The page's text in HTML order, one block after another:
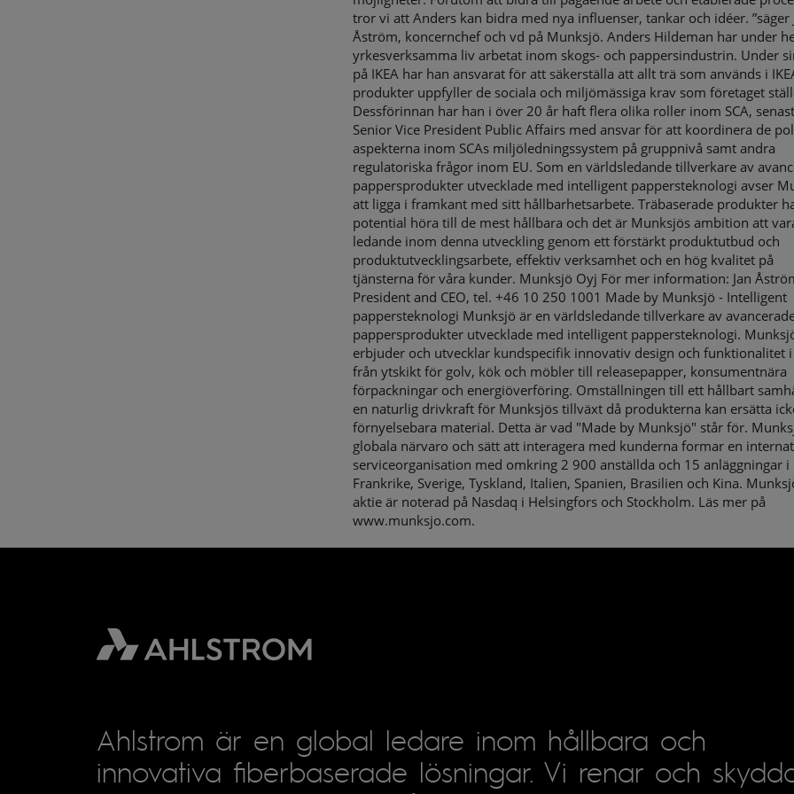
tror vi att Anders kan bidra med nya influenser, tankar och idéer. ”säger
Åström, koncernchef och vd på Munksjö. Anders Hildeman har under
yrkesverksamma liv arbetat inom skogs- och pappersindustrin. Under
på IKEA har han ansvarat för att säkerställa att allt trä som används i
produkter uppfyller de sociala och miljömässiga krav som företaget
Dessförinnan har han i över 20 år haft flera olika roller inom SCA,
Senior Vice President Public Affairs med ansvar för att koordinera de
aspekterna inom SCAs miljöledningssystem på gruppnivå samt andra
regulatoriska frågor inom EU. Som en världsledande tillverkare av
pappersprodukter utvecklade med intelligent pappersteknologi avser
att ligga i framkant med sitt hållbarhetsarbete. Träbaserade produkter
potential höra till de mest hållbara och det är Munksjös ambition att
ledande inom denna utveckling genom ett förstärkt produktutbud och
produktutvecklingsarbete, effektiv verksamhet och en hög kvalitet på
tjänsterna för våra kunder. Munksjö Oyj För mer information: Jan
President and CEO, tel. +46 10 250 1001 Made by Munksjö - Intelligent
pappersteknologi Munksjö är en världsledande tillverkare av
pappersprodukter utvecklade med intelligent pappersteknologi.
erbjuder och utvecklar kundspecifik innovativ design och funktionalitet
från ytskikt för golv, kök och möbler till releasepapper, konsumentnära
förpackningar och energiöverföring. Omställningen till ett hållbart
en naturlig drivkraft för Munksjös tillväxt då produkterna kan ersätta
förnyelsebara material. Detta är vad "Made by Munksjö" står för.
globala närvaro och sätt att interagera med kunderna formar en
serviceorganisation med omkring 2 900 anställda och 15 anläggningar i
Frankrike, Sverige, Tyskland, Italien, Spanien, Brasilien och Kina.
aktie är noterad på Nasdaq i Helsingfors och Stockholm. Läs mer på
www.munksjo.com.
Ahlstrom är en global ledare inom hållbara och
innovativa fiberbaserade lösningar. Vi renar och